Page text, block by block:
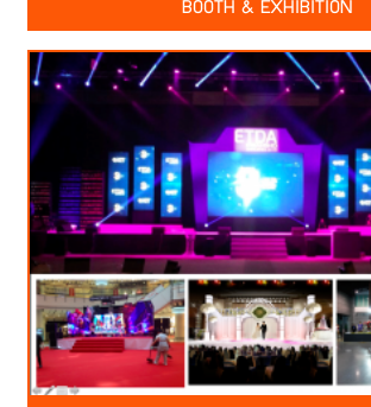
BOOTH & EXHIBITION